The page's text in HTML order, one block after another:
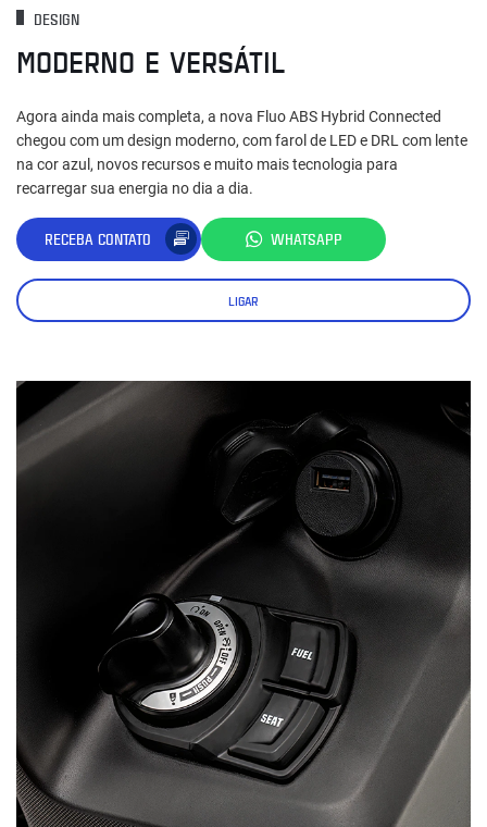
DESIGN
MODERNO E VERSÁTIL
Agora ainda mais completa, a nova Fluo ABS Hybrid Connected
chegou com um design moderno, com farol de LED e DRL com lente
na cor azul, novos recursos e muito mais tecnologia para
recarregar sua energia no dia a dia.
RECEBA CONTATO WHATSAPP
LIGAR